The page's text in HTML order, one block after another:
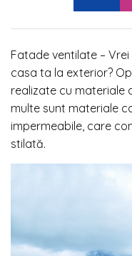
Fatade ventilate –
casa ta la exterior?
realizate cu materiale
multe sunt materiale
impermeabile, care
stilată.